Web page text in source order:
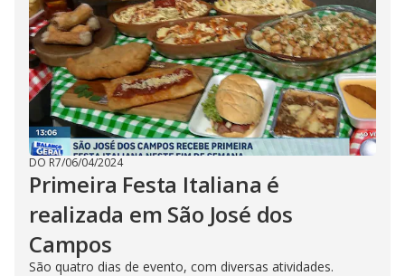
DO R7/06/04/2024
Primeira Festa Italiana é
realizada em São José dos
Campos
São quatro dias de evento, com diversas atividades.